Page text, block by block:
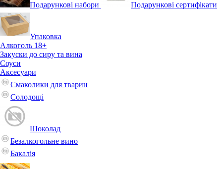
Подарункові набори Подарункові сертифікати
Упаковка
Алкоголь 18+
Закуски до сиру та вина
Соуси
Аксесуари
Смаколики для тварин
Солодощі
Шоколад
Безалкогольне вино
Бакалія